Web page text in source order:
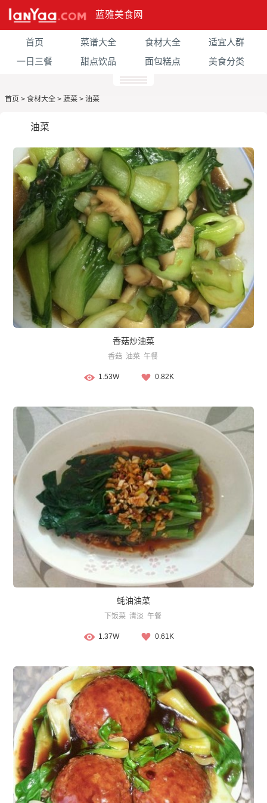
蓝雅美食网
首页 菜谱大全 食材大全
适宜人群
一日三餐
甜点饮品 面包糕点 美食分类
首页 > 食材大全 > 蔬菜 > 油菜
油菜
香菇炒油菜
香菇 油菜 午餐
1.53W 0.82K
蚝油油菜
下饭菜 清淡 午餐
1.37W 0.61K